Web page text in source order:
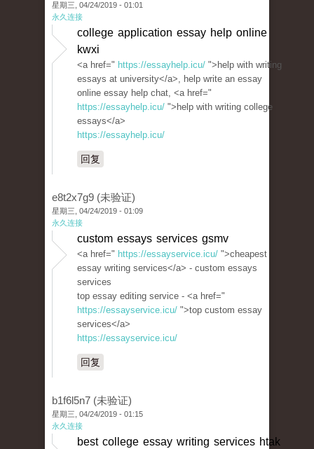
星期三, 04/24/2019 - 01:01
永久连接
college application essay help online
kwxi
<a href=" https://essayhelp.icu/ ">help with writing
essays at university</a>, help write an essay
online essay help chat, <a href="
https://essayhelp.icu/ ">help with writing college
essays</a>
https://essayhelp.icu/
回复
e8t2x7g9 (未验证)
星期三, 04/24/2019 - 01:09
永久连接
custom essays services gsmv
<a href=" https://essayservice.icu/ ">cheapest
essay writing services</a> - custom essays
services
top essay editing service - <a href="
https://essayservice.icu/ ">top custom essay
services</a>
https://essayservice.icu/
回复
b1f6l5n7 (未验证)
星期三, 04/24/2019 - 01:15
永久连接
best college essay writing services htak